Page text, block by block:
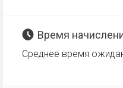
Время
Среднее время